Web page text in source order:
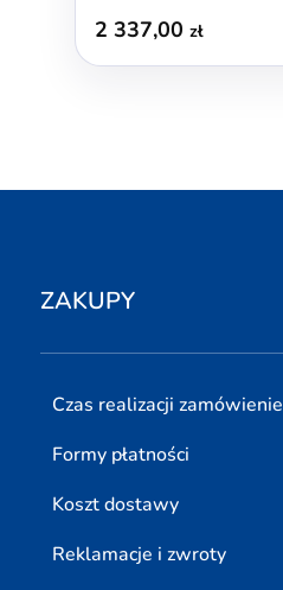
2 337,00 zł
ZAKUPY
Czas realizacji zamówienie
Formy płatności
Koszt dostawy
Reklamacje i zwroty